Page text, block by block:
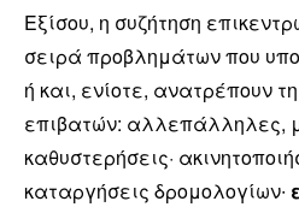
Εξίσου, η συζήτηση
σειρά προβλημάτων που
ή και, ενίοτε, ανατρέπουν
επιβατών: αλλεπάλληλες,
καθυστερήσεις·
καταργήσεις δρομολογίων∙